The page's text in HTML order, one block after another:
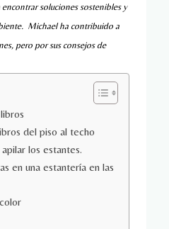
encontrar soluciones sostenibles y
Michael ha contribuido a
pero por sus consejos de
del piso al techo
los estantes.
en una estantería en las